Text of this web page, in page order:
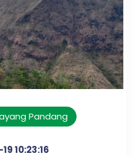
Pandang
10:23:16